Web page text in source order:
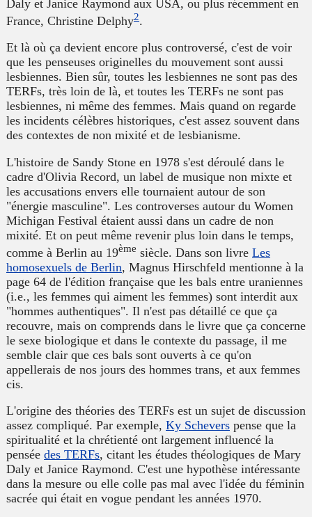
Daly et Janice Raymond aux USA, ou plus récemment en
France, Christine Delphy2.
Et là où ça devient encore plus controversé, c'est de voir
que les penseuses originelles du mouvement sont aussi
lesbiennes. Bien sûr, toutes les lesbiennes ne sont pas des
TERFs, très loin de là, et toutes les TERFs ne sont pas
lesbiennes, ni même des femmes. Mais quand on regarde
les incidents célèbres historiques, c'est assez souvent dans
des contextes de non mixité et de lesbianisme.
L'histoire de Sandy Stone en 1978 s'est déroulé dans le
cadre d'Olivia Record, un label de musique non mixte et
les accusations envers elle tournaient autour de son
"énergie masculine". Les controverses autour du Women
Michigan Festival étaient aussi dans un cadre de non
mixité. Et on peut même revenir plus loin dans le temps,
comme à Berlin au 19ème siècle. Dans son livre Les
homosexuels de Berlin, Magnus Hirschfeld mentionne à la
page 64 de l'édition française que les bals entre uraniennes
(i.e., les femmes qui aiment les femmes) sont interdit aux
"hommes authentiques". Il n'est pas détaillé ce que ça
recouvre, mais on comprends dans le livre que ça concerne
le sexe biologique et dans le contexte du passage, il me
semble clair que ces bals sont ouverts à ce qu'on
appellerais de nos jours des hommes trans, et aux femmes
cis.
L'origine des théories des TERFs est un sujet de discussion
assez compliqué. Par exemple, Ky Schevers pense que la
spiritualité et la chrétienté ont largement influencé la
pensée des TERFs, citant les études théologiques de Mary
Daly et Janice Raymond. C'est une hypothèse intéressante
dans la mesure ou elle colle pas mal avec l'idée du féminin
sacrée qui était en vogue pendant les années 1970.